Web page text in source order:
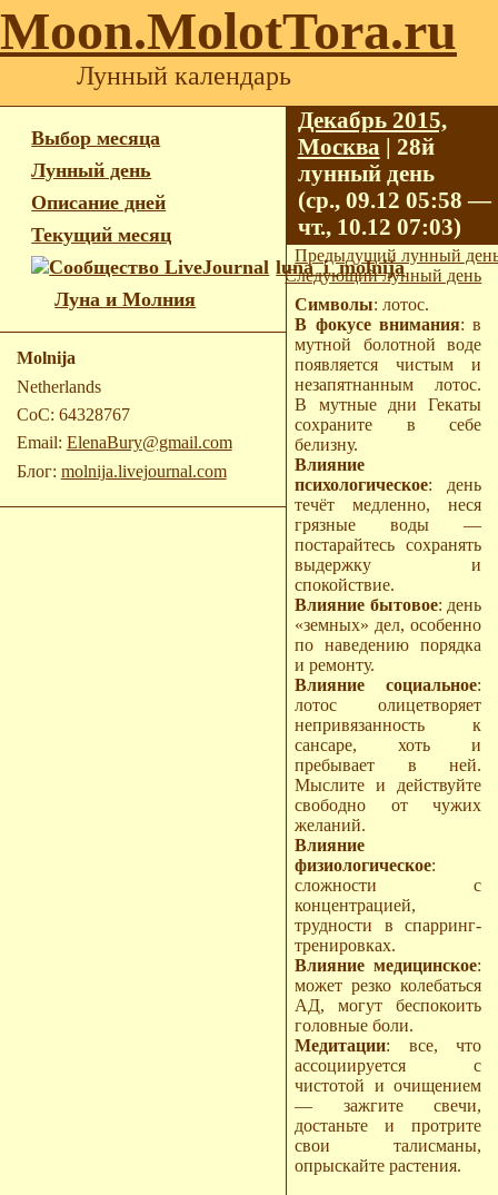
Moon.MolotTora.ru
Лунный календарь
Выбор месяца
Лунный день
Описание дней
Текущий месяц
luna_i_molnija
Луна и Молния
Molnija
Netherlands
CoC: 64328767
Email: ElenaBury@gmail.com
Блог: molnija.livejournal.com
Декабрь 2015,
Москва | 28й
лунный день
(ср., 09.12 05:58 —
чт., 10.12 07:03)
Предыдущий лунный
Следующий лунный день
Символы: лотос.
В фокусе внимания: в
мутной болотной воде
появляется чистым и
незапятнанным лотос.
В мутные дни Гекаты
сохраните в себе
белизну.
Влияние
психологическое: день
течёт медленно, неся
грязные воды —
постарайтесь сохранять
выдержку и
спокойствие.
Влияние бытовое: день
«земных» дел, особенно
по наведению порядка
и ремонту.
Влияние социальное:
лотос олицетворяет
непривязанность к
сансаре, хоть и
пребывает в ней.
Мыслите и действуйте
свободно от чужих
желаний.
Влияние
физиологическое:
сложности с
концентрацией,
трудности в спарринг-
тренировках.
Влияние медицинское:
может резко колебаться
АД, могут беспокоить
головные боли.
Медитации: все, что
ассоциируется с
чистотой и очищением
— зажгите свечи,
достаньте и протрите
свои талисманы,
опрыскайте растения.